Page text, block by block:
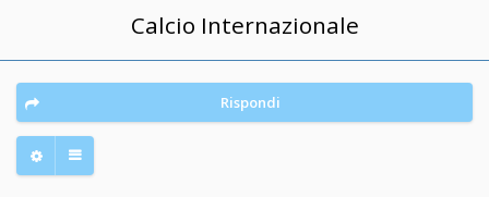
Calcio Internazionale
Rispondi